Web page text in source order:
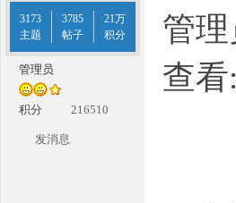
3173
主题
3785
帖子
21万
积分
管理员
积分 216510
发消息
管
查看: